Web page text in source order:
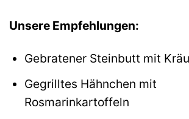
Unsere Empfehlungen:
Gebratener Steinbutt mit
Gegrilltes Hähnchen mit
Rosmarinkartoffeln